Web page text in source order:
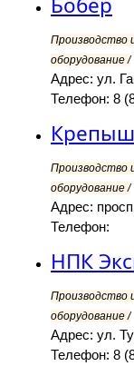
Производство
оборудование /
Адрес: ул.
Телефон: 8
Крепыш
Производство
оборудование /
Адрес:
Телефон:
НПК
Производство
оборудование /
Адрес: ул.
Телефон: 8